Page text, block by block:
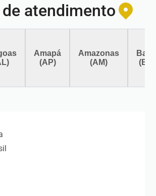
de atendimento
Amapá
(AP)
Amazonas
(AM)
(BA)